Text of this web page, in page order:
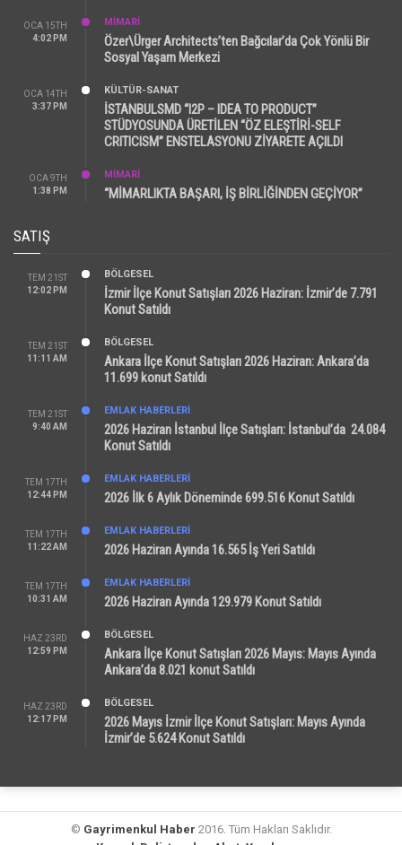
OCA 15TH
4:02 PM
MİMARİ
Özer\Ürger Architects’ten Bağcılar’da Çok Yönlü Bir
Sosyal Yaşam Merkezi
OCA 14TH
3:37 PM
KÜLTÜR-SANAT
İSTANBULSMD “I2P – IDEA TO PRODUCT”
STÜDYOSUNDA ÜRETİLEN “ÖZ ELEŞTİRİ-SELF
CRITICISM” ENSTELASYONU ZİYARETE AÇILDI
OCA 9TH
1:38 PM
MİMARİ
“MİMARLIKTA BAŞARI, İŞ BİRLİĞİNDEN GEÇİYOR”
SATIŞ
TEM 21ST
12:02 PM
BÖLGESEL
İzmir İlçe Konut Satışları 2026 Haziran: İzmir’de 7.791
Konut Satıldı
TEM 21ST
11:11 AM
BÖLGESEL
Ankara İlçe Konut Satışları 2026 Haziran: Ankara’da
11.699 konut Satıldı
TEM 21ST
9:40 AM
EMLAK HABERLERI
2026 Haziran İstanbul İlçe Satışları: İstanbul’da 24.084
Konut Satıldı
TEM 17TH
12:44 PM
EMLAK HABERLERI
2026 İlk 6 Aylık Döneminde 699.516 Konut Satıldı
TEM 17TH
11:22 AM
EMLAK HABERLERI
2026 Haziran Ayında 16.565 İş Yeri Satıldı
TEM 17TH
10:31 AM
EMLAK HABERLERI
2026 Haziran Ayında 129.979 Konut Satıldı
HAZ 23RD
12:59 PM
BÖLGESEL
Ankara İlçe Konut Satışları 2026 Mayıs: Mayıs Ayında
Ankara’da 8.021 konut Satıldı
HAZ 23RD
12:17 PM
BÖLGESEL
2026 Mayıs İzmir İlçe Konut Satışları: Mayıs Ayında
İzmir’de 5.624 Konut Satıldı
© Gayrimenkul Haber 2016. Tüm Hakları Saklıdır.